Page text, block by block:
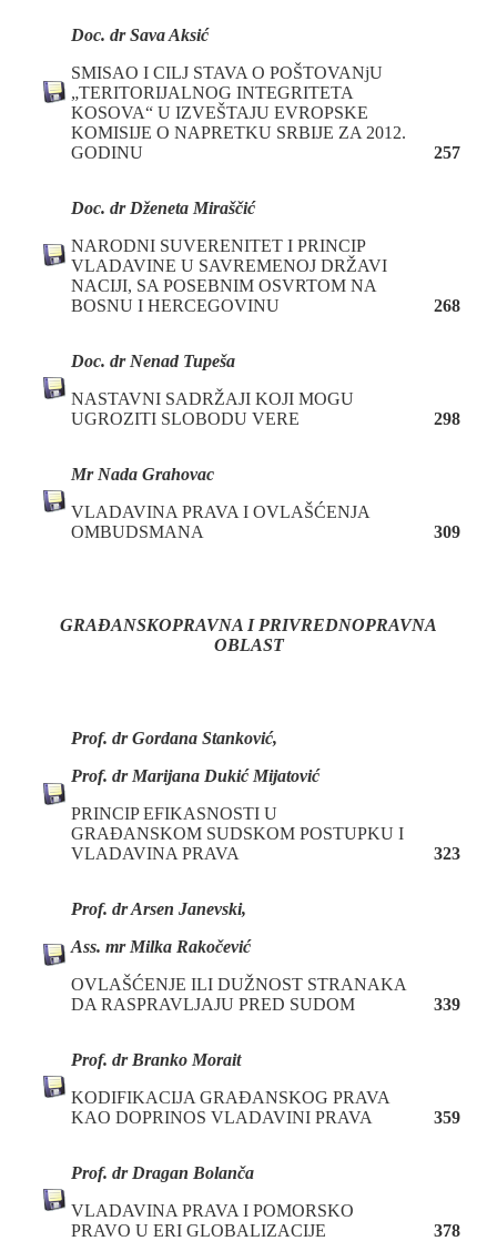
Doc. dr Sava Aksić
SMISAO I CILJ STAVA O POŠTOVANjU
„TERITORIJALNOG INTEGRITETA
KOSOVA“ U IZVEŠTAJU EVROPSKE
KOMISIJE O NAPRETKU SRBIJE ZA 2012.
GODINU
257
Doc. dr Dženeta Miraščić
NARODNI SUVERENITET I PRINCIP
VLADAVINE U SAVREMENOJ DRŽAVI
NACIJI, SA POSEBNIM OSVRTOM NA
BOSNU I HERCEGOVINU
268
Doc. dr Nenad Tupeša
NASTAVNI SADRŽAJI KOJI MOGU
UGROZITI SLOBODU VERE
298
Mr Nada Grahovac
VLADAVINA PRAVA I OVLAŠĆENJA
OMBUDSMANA
309
GRAĐANSKOPRAVNA I PRIVREDNOPRAVNA
OBLAST
Prof. dr Gordana Stanković,
Prof. dr Marijana Dukić Mijatović
PRINCIP EFIKASNOSTI U
GRAĐANSKOM SUDSKOM POSTUPKU I
VLADAVINA PRAVA
323
Prof. dr Arsen Janevski,
Ass. mr Milka Rakočević
OVLAŠĆENJE ILI DUŽNOST STRANAKA
DA RASPRAVLJAJU PRED SUDOM
339
Prof. dr Branko Morait
KODIFIKACIJA GRAĐANSKOG PRAVA
KAO DOPRINOS VLADAVINI PRAVA
359
Prof. dr Dragan Bolanča
VLADAVINA PRAVA I POMORSKO
PRAVO U ERI GLOBALIZACIJE
378